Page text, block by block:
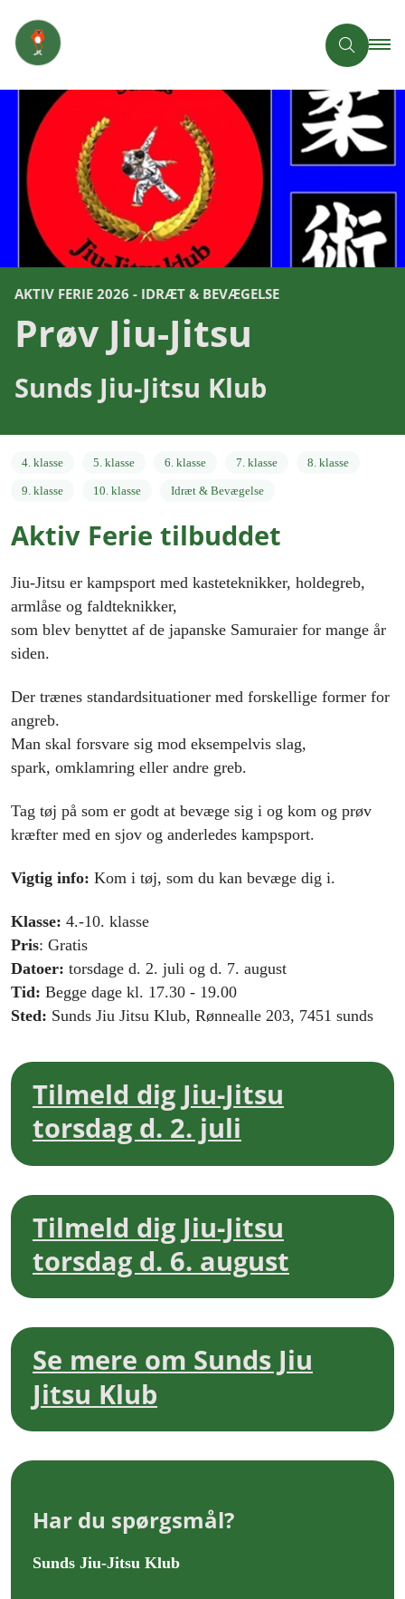
AKTIV FERIE 2026 - IDRÆT & BEVÆGELSE
Prøv Jiu-Jitsu
Sunds Jiu-Jitsu Klub
4. klasse 5. klasse 6. klasse 7. klasse 8. klasse
9. klasse 10. klasse Idræt & Bevægelse
Aktiv Ferie tilbuddet
Jiu-Jitsu er kampsport med kasteteknikker, holdegreb,
armlåse og faldteknikker,
som blev benyttet af de japanske Samuraier for mange år
siden.
Der trænes standardsituationer med forskellige former for
angreb.
Man skal forsvare sig mod eksempelvis slag,
spark, omklamring eller andre greb.
Tag tøj på som er godt at bevæge sig i og kom og prøv
kræfter med en sjov og anderledes kampsport.
Vigtig info: Kom i tøj, som du kan bevæge dig i.
Klasse: 4.-10. klasse
Pris: Gratis
Datoer: torsdage d. 2. juli og d. 7. august
Tid: Begge dage kl. 17.30 - 19.00
Sted: Sunds Jiu Jitsu Klub, Rønnealle 203, 7451 sunds
Tilmeld dig Jiu-Jitsu
torsdag d. 2. juli
Tilmeld dig Jiu-Jitsu
torsdag d. 6. august
Se mere om Sunds Jiu
Jitsu Klub
Har du spørgsmål?
Sunds Jiu-Jitsu Klub